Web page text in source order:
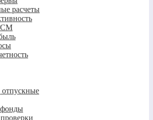
расчеты
отпускные
фонды